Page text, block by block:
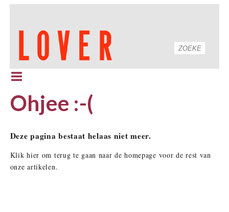
Ohjee :-(
Deze pagina bestaat helaas niet meer.
Klik hier om terug te gaan naar de homepage voor de rest van
onze artikelen.